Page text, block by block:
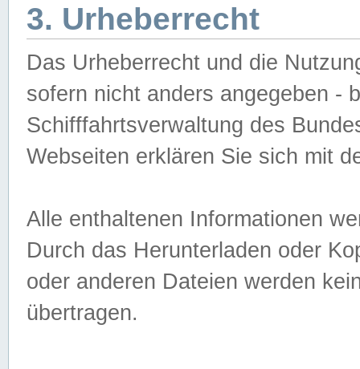
3. Urheberrecht
Das Urheberrecht und die
sofern nicht anders angegeben -
Schifffahrtsverwaltung des
Webseiten erklären Sie sich mit
Alle enthaltenen Informationen
Durch das Herunterladen oder
oder anderen Dateien werden
übertragen.